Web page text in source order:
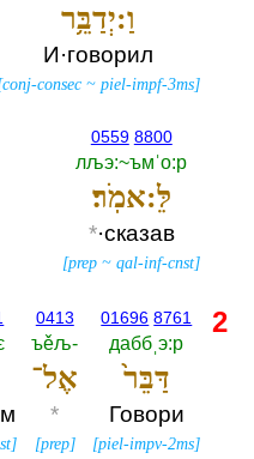
וַ:יְדַבֵּ֥ר
И·говорил
conj-consec ~piel-impf-3ms]
0559 8800
лљэ:~ъмˈо:р
לֵּ:אמֹֽר׃
*·сказав
[prep ~qal-inf-cnst]
01696 8761
даббˌэ:р
דַּבֵּר֙
Говори
[piel-impv-2ms]
0413
ъěљ-‎
אֶל־
*
[prep]
]
2